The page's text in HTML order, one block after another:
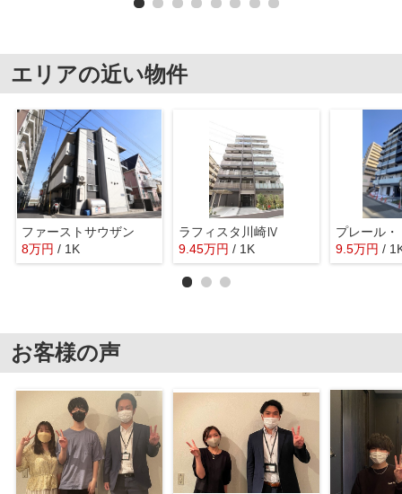
エリアの近い物件
ファーストサウザン
8万円 / 1K
ラフィスタ川崎Ⅳ
9.45万円 / 1K 9.5万円 /
お客様の声